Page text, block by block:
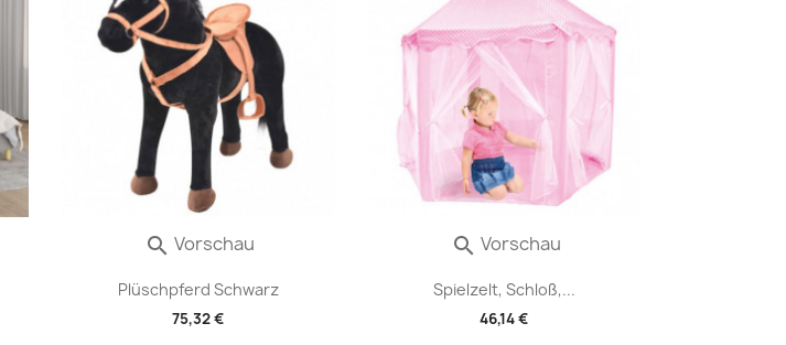
Plüschpferd Schwarz
75,32 €
 Vorschau
Spielzelt, Schloß,...
46,14 €
 Vorschau